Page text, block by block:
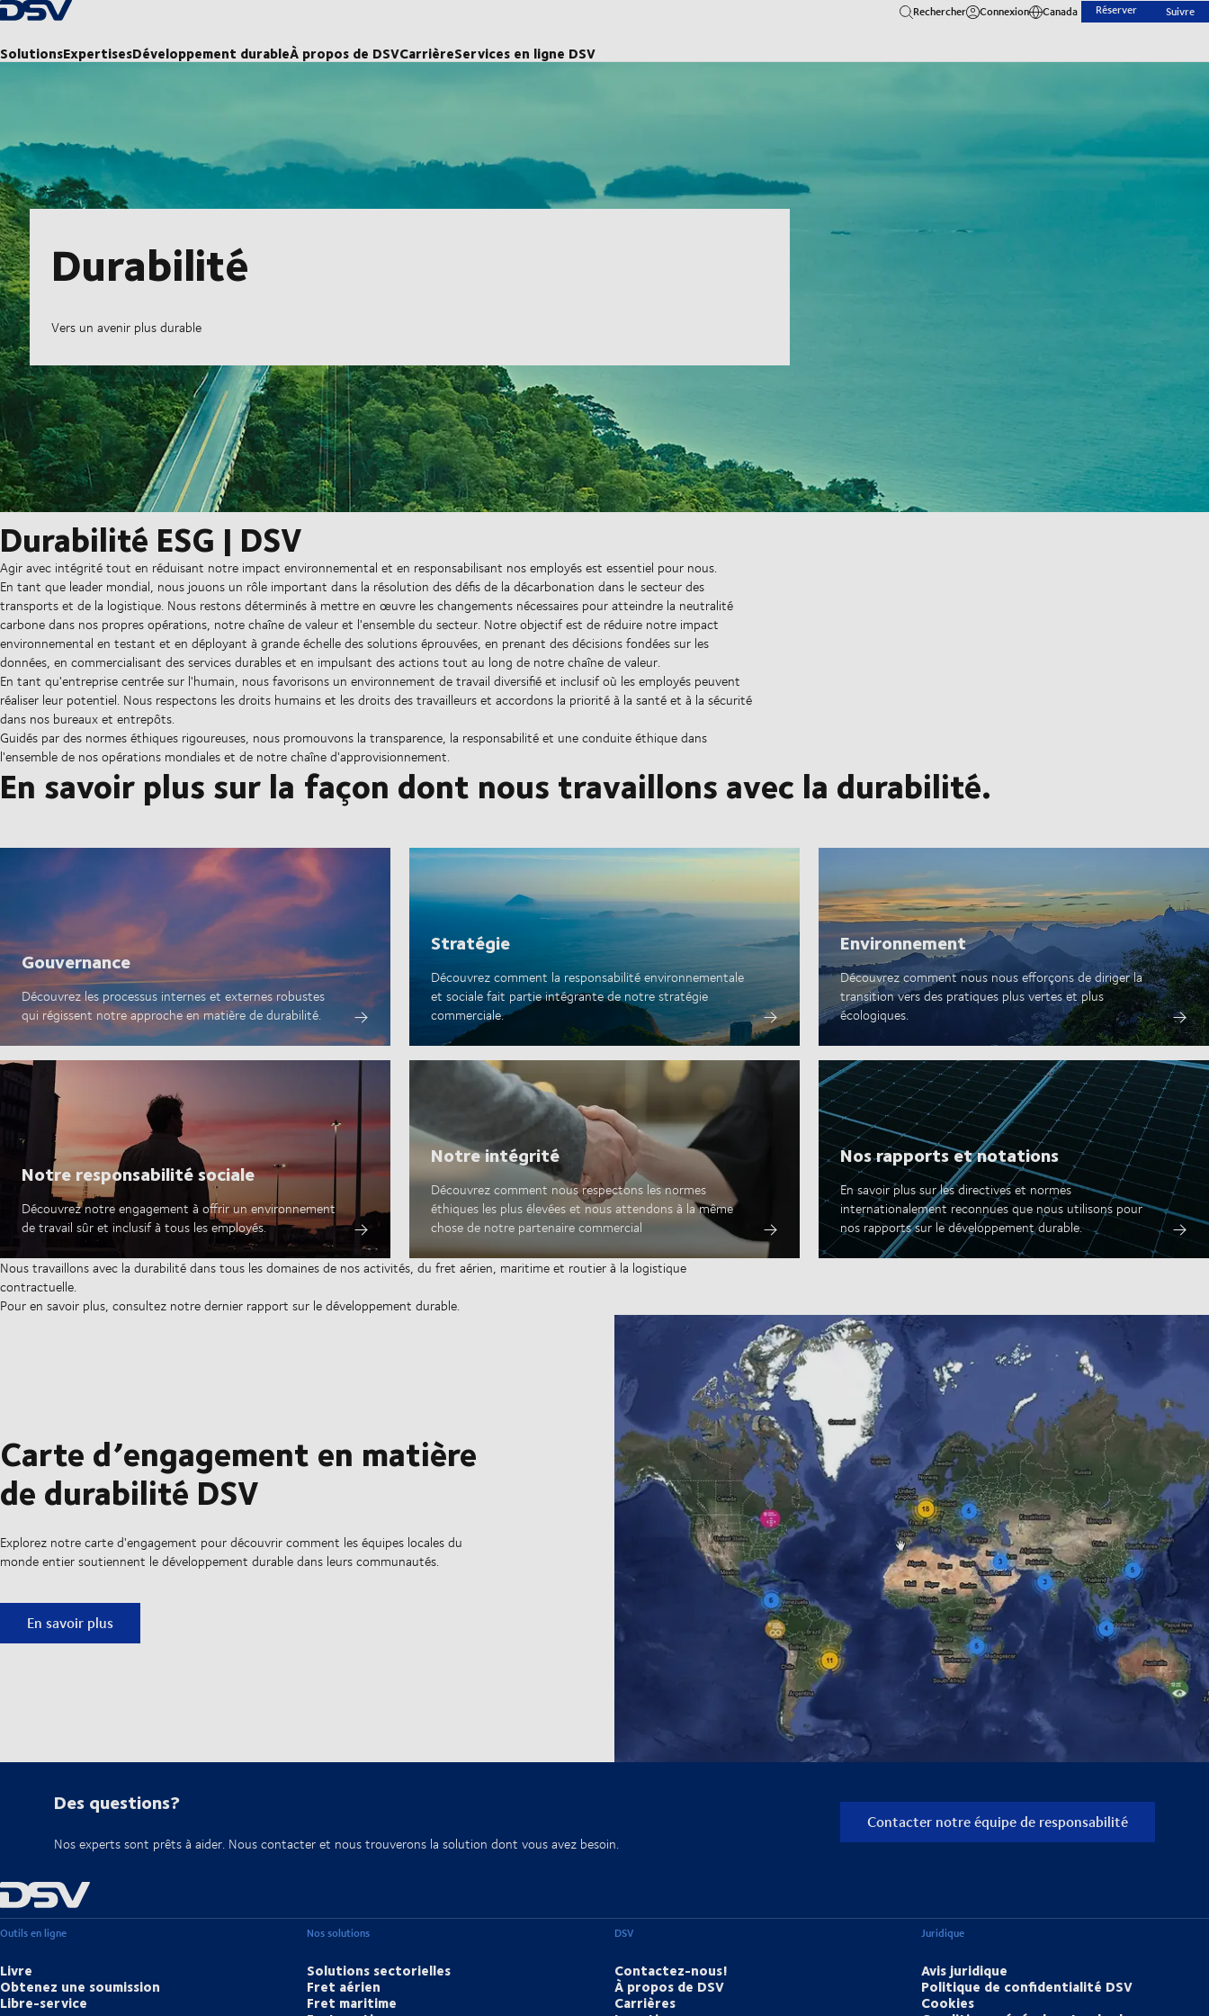
Retour à la page d'accueil
SolutionsExpertisesDéveloppement durableÀ propos de DSVCarrièreServices en ligne DSV
Rechercher Connexion Canada Réserver Suivre
Durabilité
Vers un avenir plus durable
Durabilité ESG | DSV
Agir avec intégrité tout en réduisant notre impact environnemental et en responsabilisant nos employés est essentiel pour nous.
En tant que leader mondial, nous jouons un rôle important dans la résolution des défis de la décarbonation dans le secteur des
transports et de la logistique. Nous restons déterminés à mettre en œuvre les changements nécessaires pour atteindre la neutralité
carbone dans nos propres opérations, notre chaîne de valeur et l'ensemble du secteur. Notre objectif est de réduire notre impact
environnemental en testant et en déployant à grande échelle des solutions éprouvées, en prenant des décisions fondées sur les
données, en commercialisant des services durables et en impulsant des actions tout au long de notre chaîne de valeur.
En tant qu'entreprise centrée sur l'humain, nous favorisons un environnement de travail diversifié et inclusif où les employés peuvent
réaliser leur potentiel. Nous respectons les droits humains et les droits des travailleurs et accordons la priorité à la santé et à la sécurité
dans nos bureaux et entrepôts.
Guidés par des normes éthiques rigoureuses, nous promouvons la transparence, la responsabilité et une conduite éthique dans
l'ensemble de nos opérations mondiales et de notre chaîne d'approvisionnement.
En savoir plus sur la façon dont nous travaillons avec la durabilité.
Gouvernance
Découvrez les processus internes et externes robustes
qui régissent notre approche en matière de durabilité.
Stratégie
Découvrez comment la responsabilité environnementale
et sociale fait partie intégrante de notre stratégie
commerciale.
Environnement
Découvrez comment nous nous efforçons de diriger la
transition vers des pratiques plus vertes et plus
écologiques.
Notre responsabilité sociale
Découvrez notre engagement à offrir un environnement
de travail sûr et inclusif à tous les employés.
Notre intégrité
Découvrez comment nous respectons les normes
éthiques les plus élevées et nous attendons à la même
chose de notre partenaire commercial
Nos rapports et notations
En savoir plus sur les directives et normes
internationalement reconnues que nous utilisons pour
nos rapports sur le développement durable.
Nous travaillons avec la durabilité dans tous les domaines de nos activités, du fret aérien, maritime et routier à la logistique
contractuelle.
Pour en savoir plus, consultez notre dernier rapport sur le développement durable.
Carte d’engagement en matière
de durabilité DSV
Explorez notre carte d'engagement pour découvrir comment les équipes locales du
monde entier soutiennent le développement durable dans leurs communautés.
Carte d’engagement en matière de durabilité DSV
En savoir plus
Des questions?
Nos experts sont prêts à aider. Nous contacter et nous trouverons la solution dont vous avez besoin.
Contacter notre équipe de responsabilité
Outils en ligne
Livre
Obtenez une soumission
Libre-service
Nos solutions
Solutions sectorielles
Fret aérien
Fret maritime
DSV
Contactez-nous!
À propos de DSV
Carrières
Juridique
Avis juridique
Politique de confidentialité DSV
Cookies